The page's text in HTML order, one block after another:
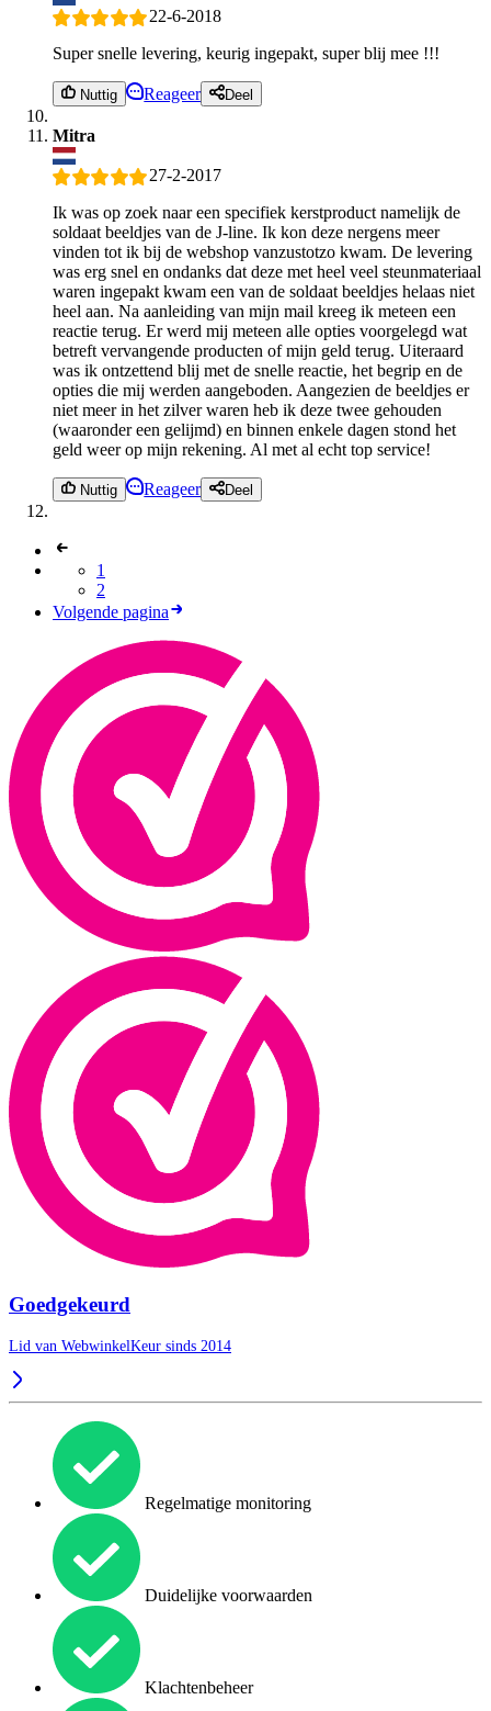
22-6-2018
Super snelle levering, keurig ingepakt, super blij mee !!!
Nuttig Reageer Deel
Mitra
27-2-2017
Ik was op zoek naar een specifiek kerstproduct namelijk de
soldaat beeldjes van de J-line. Ik kon deze nergens meer
vinden tot ik bij de webshop vanzustotzo kwam. De levering
was erg snel en ondanks dat deze met heel veel steunmateriaal
waren ingepakt kwam een van de soldaat beeldjes helaas niet
heel aan. Na aanleiding van mijn mail kreeg ik meteen een
reactie terug. Er werd mij meteen alle opties voorgelegd wat
betreft vervangende producten of mijn geld terug. Uiteraard
was ik ontzettend blij met de snelle reactie, het begrip en de
opties die mij werden aangeboden. Aangezien de beeldjes er
niet meer in het zilver waren heb ik deze twee gehouden
(waaronder een gelijmd) en binnen enkele dagen stond het
geld weer op mijn rekening. Al met al echt top service!
Nuttig Reageer Deel
1
2
Volgende pagina
Goedgekeurd
Lid van WebwinkelKeur sinds 2014
Regelmatige monitoring
Duidelijke voorwaarden
Klachtenbeheer